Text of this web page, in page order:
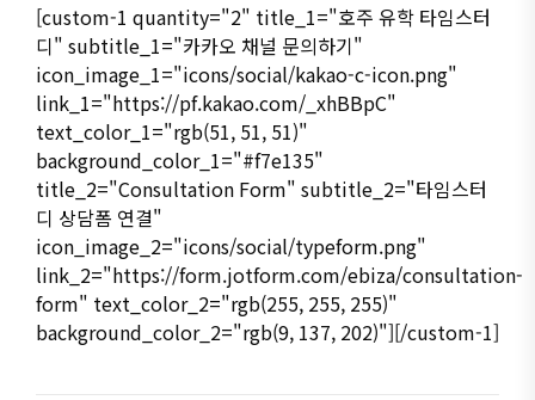
[custom-1 quantity="2" title_1="호주 유학 타임스터
디" subtitle_1="카카오 채널 문의하기"
icon_image_1="icons/social/kakao-c-icon.png"
link_1="https://pf.kakao.com/_xhBBpC"
text_color_1="rgb(51, 51, 51)"
background_color_1="#f7e135"
title_2="Consultation Form" subtitle_2="타임스터
디 상담폼 연결"
icon_image_2="icons/social/typeform.png"
link_2="https://form.jotform.com/ebiza/consultation-
form" text_color_2="rgb(255, 255, 255)"
background_color_2="rgb(9, 137, 202)"][/custom-1]